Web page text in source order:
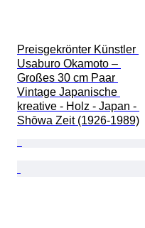
Preisgekrönter Künstler
Usaburo Okamoto –
Großes 30 cm Paar
Vintage Japanische
kreative - Holz - Japan -
Shōwa Zeit (1926-1989)